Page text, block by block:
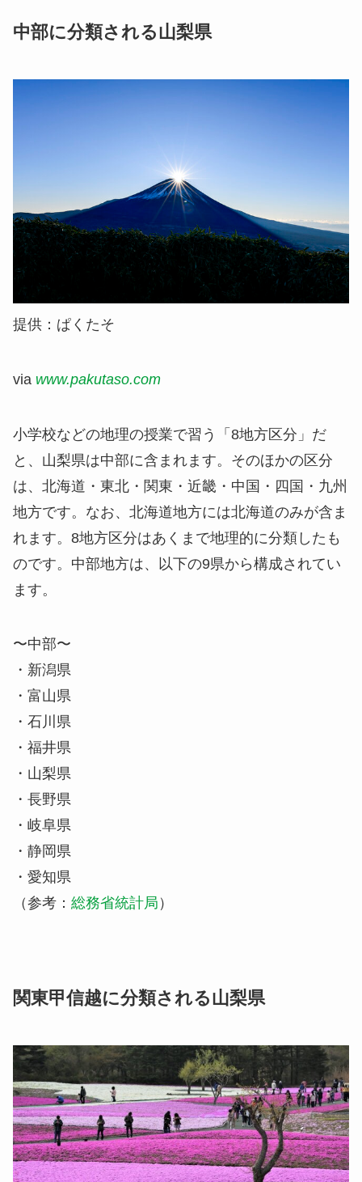
中部に分類される山梨県
提供：ぱくたそ
via www.pakutaso.com
小学校などの地理の授業で習う「8地方区分」だ
と、山梨県は中部に含まれます。そのほかの区分
は、北海道・東北・関東・近畿・中国・四国・九州
地方です。なお、北海道地方には北海道のみが含ま
れます。8地方区分はあくまで地理的に分類 したも
のです。中部地方は、以下の9県から構成されてい
ます。
〜中部〜
・新潟県
・富山県
・石川県
・福井県
・山梨県
・長野県
・岐阜県
・静岡県
・愛知県
（参考： 総務省統計局 ）
関東甲信越に分類される山梨県